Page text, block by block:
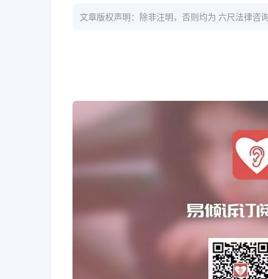
文章版权声明：除非注明，否则均为 六尺法律咨